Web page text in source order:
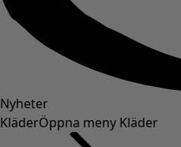
Nyheter
KläderÖppna meny Kläder